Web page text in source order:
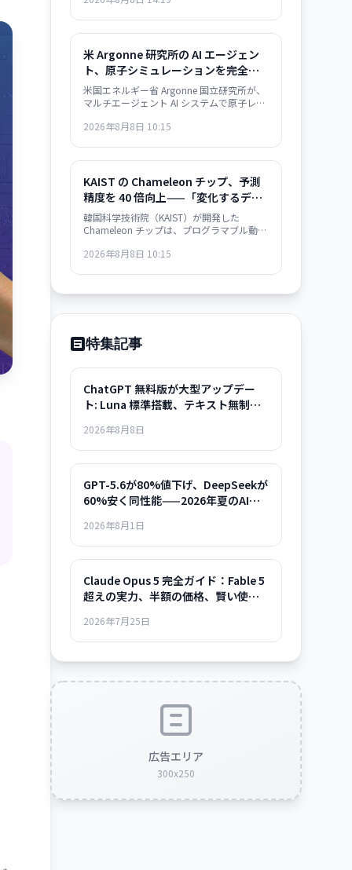
米 Argonne 研究所の AI エージェン
ト、原子シミュレーションを完全自
動化——材料開発が『数ヶ月』から
『数日』へ
米国エネルギー省 Argonne 国立研究所が、
マルチエージェント AI システムで原子レベ
ヶ月要した材料構造解析が数日で完了する
し。
2026年8月8日 10:15
KAIST の Chameleon チップ、予測
精度を 40 倍向上——「変化するデー
タに自動適応」する AI ハードウェア
が量産段階へ
韓国科学技術院（KAIST）が開発した
Chameleon チップは、プログラマブル動的
の速度変化に自動的に適応。予測エラー最
ット応用が急速化。
2026年8月8日 10:15
特集記事
ChatGPT 無料版が大型アップデー
ト: Luna 標準搭載、テキスト無制
2026年8月8日
GPT-5.6が80%値下げ、DeepSeekが
60%安く同性能——2026年夏のAIモ
2026年8月1日
Claude Opus 5 完全ガイド：Fable 5
超えの実力、半額の価格、賢い使い
2026年7月25日
広告エリア
300x250